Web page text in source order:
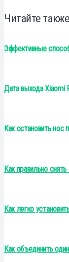
Читайте
Эффективные
Дата выхода Xiaomi
Как остановить нос
Как правильно
Как легко
Как объединить